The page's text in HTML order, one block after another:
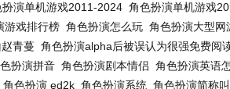
扮演单机游戏2011-2024 角色扮演单机游戏
游戏排行榜 角色扮演怎么玩 角色扮演大型网
青蔓 角色扮演alpha后被误认为很强免费阅
扮演拼音 角色扮演剧本情侣 角色扮演英语
角色扮演 ed2k 角色扮演系统 角色扮演简称